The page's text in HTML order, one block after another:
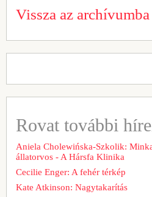
Vissza az archívumba
Rovat további
Aniela Cholewińska-Szkolik:
állatorvos - A Hársfa Klinika
Cecilie Enger: A fehér térkép
Kate Atkinson: Nagytakarítás